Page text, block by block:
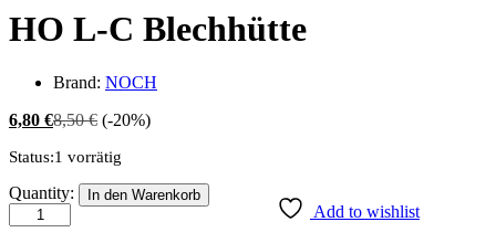
HO L-C Blechhütte
Brand: NOCH
6,80 €8,50€ (-20%)
Status:1 vorrätig
HO
C
Quantity: In den Warenkorb
Add to wishlist